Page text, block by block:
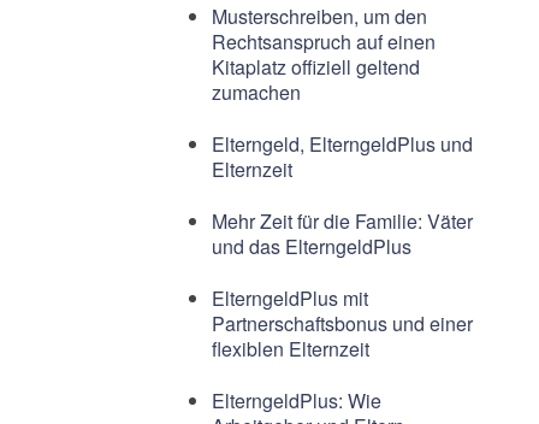
Musterschreiben, um den
Rechtsanspruch auf einen
Kitaplatz offiziell geltend
zumachen
Elterngeld, ElterngeldPlus und
Elternzeit
Mehr Zeit für die Familie: Väter
und das ElterngeldPlus
ElterngeldPlus mit
Partnerschaftsbonus und einer
flexiblen Elternzeit
ElterngeldPlus: Wie